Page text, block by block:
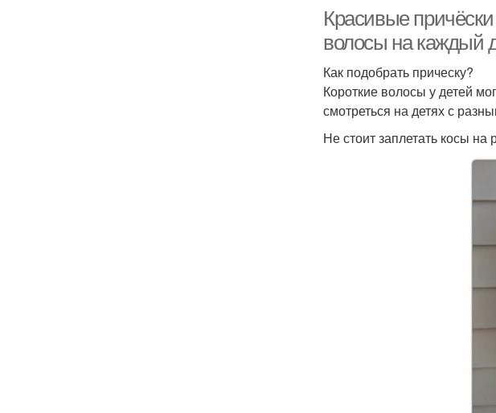
Красивые причёски
волосы на каждый
Как подобрать прическу?
Короткие волосы у детей
смотреться на детях с
Не стоит заплетать косы